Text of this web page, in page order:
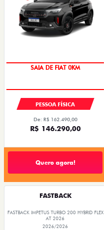
SAIA DE FIAT 0KM
PESSOA FÍSICA
De: R$ 162.490,00
R$ 146.290,00
Quero agora!
FASTBACK
FASTBACK IMPETUS TURBO 200 HYBRID FLEX
AT 2026
2026/2026